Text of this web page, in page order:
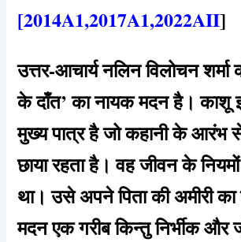
[2014A1,2017A1,2022AII]
उत्तर-आचार्य नलिन विलोचन शर्मा
के दाँत’ का नायक मदन है। काशू
मुख्य पात्र है जो कहानी के
छाया रहता है। वह जीवन के
था। उसे अपने पिता की अमीरी
मदन एक गरीब किन्तु निर्भीक और